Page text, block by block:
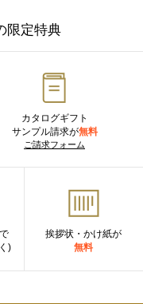
限定特典
カタログギフト
サンプル請求が無料
ご請求フォーム
)
挨拶状・かけ紙が
無料